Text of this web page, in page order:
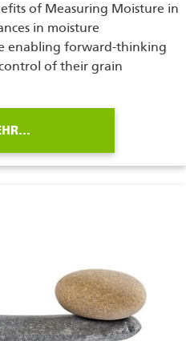
of Measuring Moisture in
in moisture
enabling forward-thinking
of their grain